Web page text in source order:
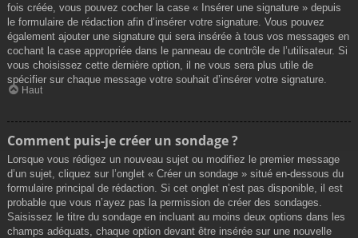
fois créée, vous pouvez cocher la case « Insérer une signature » depuis
le formulaire de rédaction afin d’insérer votre signature. Vous pouvez
également ajouter une signature qui sera insérée à tous vos messages en
cochant la case appropriée dans le panneau de contrôle de l’utilisateur. Si
vous choisissez cette dernière option, il ne vous sera plus utile de
spécifier sur chaque message votre souhait d’insérer votre signature.
Haut
Comment puis-je créer un sondage ?
Lorsque vous rédigez un nouveau sujet ou modifiez le premier message
d’un sujet, cliquez sur l’onglet « Créer un sondage » situé en-dessous du
formulaire principal de rédaction. Si cet onglet n’est pas disponible, il est
probable que vous n’ayez pas la permission de créer des sondages.
Saisissez le titre du sondage en incluant au moins deux options dans les
champs adéquats, chaque option devant être insérée sur une nouvelle